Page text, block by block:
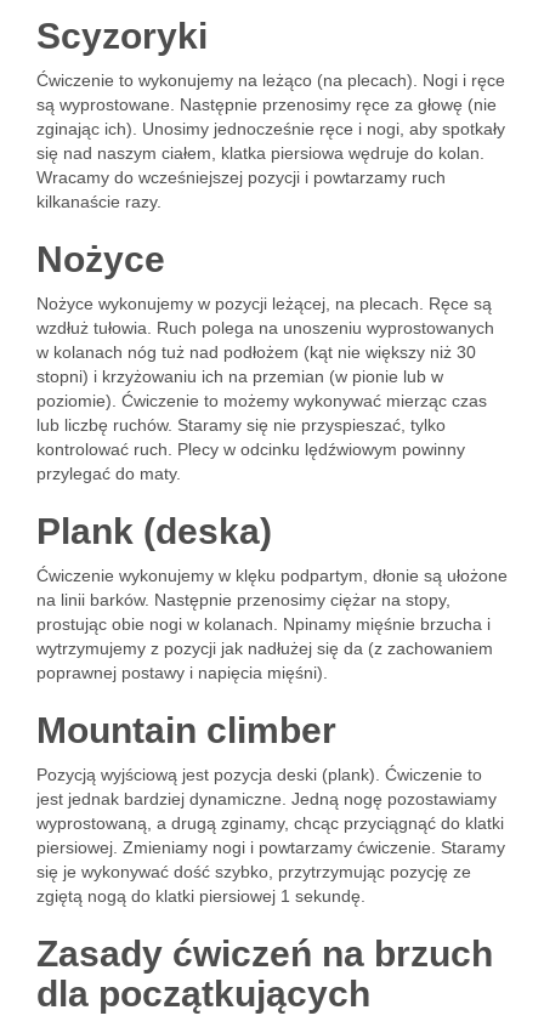
Scyzoryki
Ćwiczenie to wykonujemy na leżąco (na plecach). Nogi i ręce
są wyprostowane. Następnie przenosimy ręce za głowę (nie
zginając ich). Unosimy jednocześnie ręce i nogi, aby spotkały
się nad naszym ciałem, klatka piersiowa wędruje do kolan.
Wracamy do wcześniejszej pozycji i powtarzamy ruch
kilkanaście razy.
Nożyce
Nożyce wykonujemy w pozycji leżącej, na plecach. Ręce są
wzdłuż tułowia. Ruch polega na unoszeniu wyprostowanych
w kolanach nóg tuż nad podłożem (kąt nie większy niż 30
stopni) i krzyżowaniu ich na przemian (w pionie lub w
poziomie). Ćwiczenie to możemy wykonywać mierząc czas
lub liczbę ruchów. Staramy się nie przyspieszać, tylko
kontrolować ruch. Plecy w odcinku lędźwiowym powinny
przylegać do maty.
Plank (deska)
Ćwiczenie wykonujemy w klęku podpartym, dłonie są ułożone
na linii barków. Następnie przenosimy ciężar na stopy,
prostując obie nogi w kolanach. Npinamy mięśnie brzucha i
wytrzymujemy z pozycji jak nadłużej się da (z zachowaniem
poprawnej postawy i napięcia mięśni).
Mountain climber
Pozycją wyjściową jest pozycja deski (plank). Ćwiczenie to
jest jednak bardziej dynamiczne. Jedną nogę pozostawiamy
wyprostowaną, a drugą zginamy, chcąc przyciągnąć do klatki
piersiowej. Zmieniamy nogi i powtarzamy ćwiczenie. Staramy
się je wykonywać dość szybko, przytrzymując pozycję ze
zgiętą nogą do klatki piersiowej 1 sekundę.
Zasady ćwiczeń na brzuch
dla początkujących